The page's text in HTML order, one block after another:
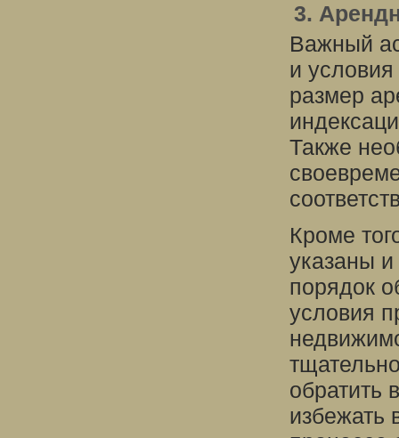
3.
Важный
и
размер
Также
Кроме
указаны
порядок
условия
обратить
избежать